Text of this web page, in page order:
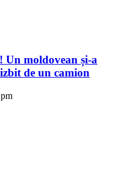
moldovean și-a
de un camion